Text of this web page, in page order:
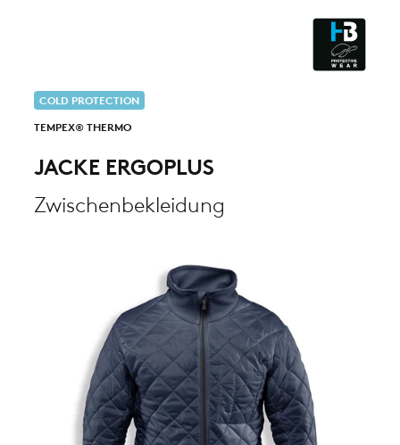
COLD PROTECTION
TEMPEX® THERMO
JACKE ERGOPLUS
Zwischenbekleidung